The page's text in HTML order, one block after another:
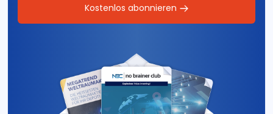
Kostenlos abonnieren